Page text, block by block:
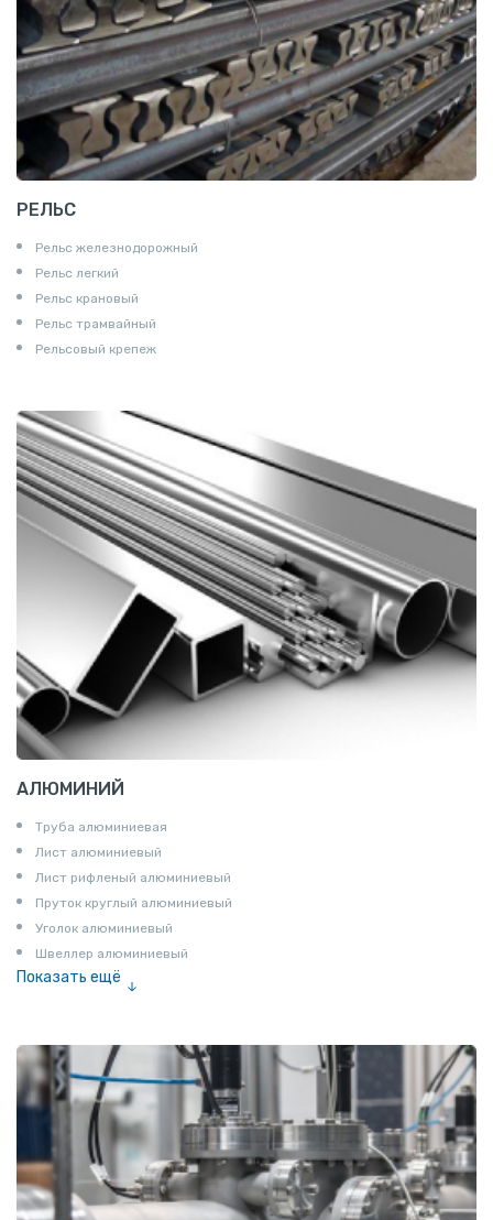
РЕЛЬС
Рельс железнодорожный
Рельс легкий
Рельс крановый
Рельс трамвайный
Рельсовый крепеж
АЛЮМИНИЙ
Труба алюминиевая
Лист алюминиевый
Лист рифленый алюминиевый
Пруток круглый алюминиевый
Уголок алюминиевый
Швеллер алюминиевый
Показать ещё
Шина электротехническая
Алюминиевая плита
Z профиль алюминиевый
Т профиль алюминиевый
Пруток квадратный алюминиевый
Полоса алюминиевая
Пруток шестигранный алюминиевый